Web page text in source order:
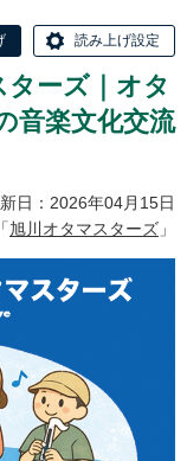
読み上げ設定
ターズ｜オタ
音楽文化交流
日：2026年04月15日
旭川オタマスターズ 」